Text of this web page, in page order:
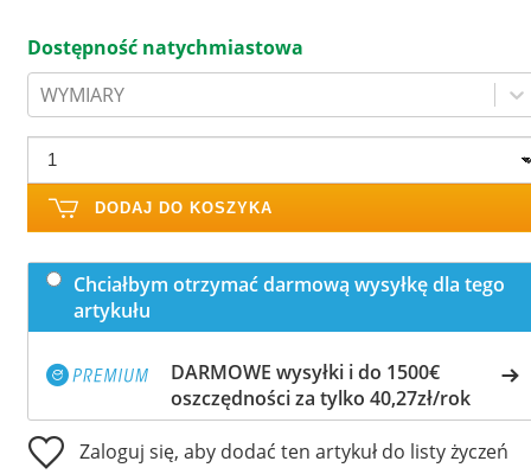
Dostępność natychmiastowa
WYMIARY
DODAJ DO KOSZYKA
Chciałbym otrzymać darmową wysyłkę dla tego
artykułu
DARMOWE wysyłki i do 1500€
oszczędności za tylko 40,27zł/rok
Zaloguj się, aby dodać ten artykuł do listy życzeń